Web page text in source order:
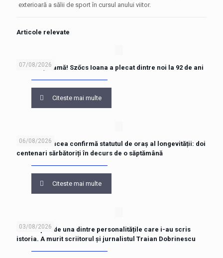
exterioară a sălii de sport în cursul anului viitor.
Articole relevate
07/08/2026
Drum lin, mamă! Szőcs Ioana a plecat dintre noi la 92 de ani
Citeste mai multe
06/08/2026
Râmnicu Vâlcea confirmă statutul de oraș al longevității: doi
centenari sărbătoriți în decurs de o săptămână
Citeste mai multe
03/08/2026
Vâlcea pierde una dintre personalitățile care i-au scris
istoria. A murit scriitorul și jurnalistul Traian Dobrinescu